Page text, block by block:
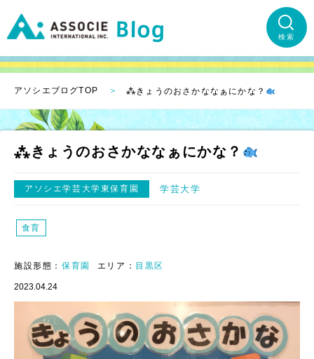
検索
アソシエブログTOP ⁂きょうのおさかななぁにかな？
⁂きょうのおさかななぁにかな？
アソシエ学芸大学東保育園 学芸大学
食育
施設形態： 保育園 エリア： 目黒区
2023.04.24